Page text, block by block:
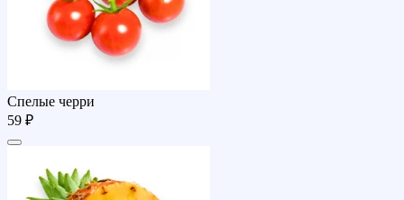
Спелые черри
59 ₽